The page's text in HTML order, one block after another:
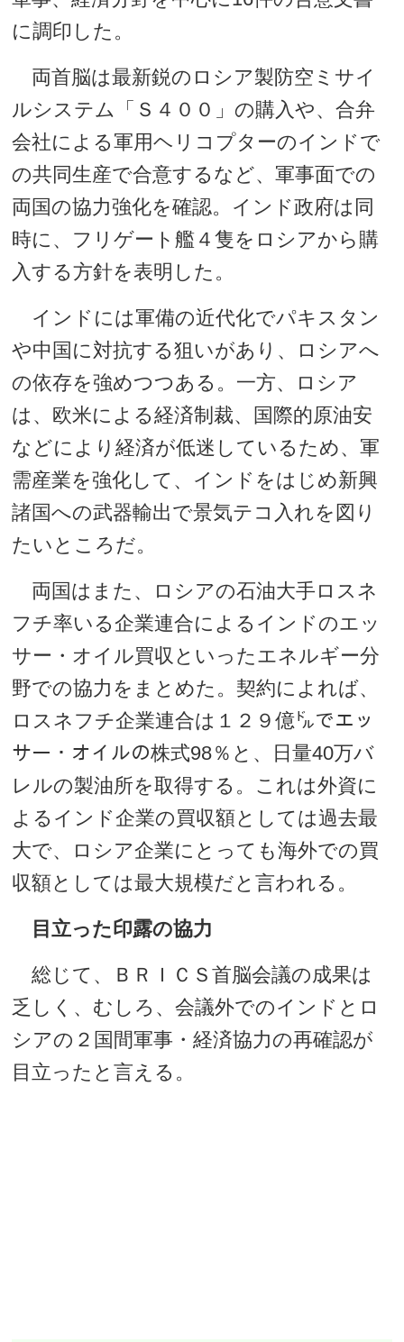
に調印した。
両首脳は最新鋭のロシア製防空ミサイ
ルシステム「Ｓ４００」の購入や、合弁
会社による軍用ヘリコプターのインドで
の共同生産で合意するなど、軍事面での
両国の協力強化を確認。インド政府は同
時に、フリゲート艦４隻をロシアから購
入する方針を表明した。
インドには軍備の近代化でパキスタン
や中国に対抗する狙いがあり、ロシアへ
の依存を強めつつある。一方、ロシア
は、欧米による経済制裁、国際的原油安
などにより経済が低迷しているため、軍
需産業を強化して、インドをはじめ新興
諸国への武器輸出で景気テコ入れを図り
たいところだ。
両国はまた、ロシアの石油大手ロスネ
フチ率いる企業連合によるインドのエッ
サー・オイル買収といったエネルギー分
野での協力をまとめた。契約によれば、
ロスネフチ企業連合は１２９億㌦でエッ
サー・オイルの株式98％と、日量40万バ
レルの製油所を取得する。これは外資に
よるインド企業の買収額としては過去最
大で、ロシア企業にとっても海外での買
収額としては最大規模だと言われる。
目立った印露の協力
総じて、ＢＲＩＣＳ首脳会議の成果は
乏しく、むしろ、会議外でのインドとロ
シアの２国間軍事・経済協力の再確認が
目立ったと言える。